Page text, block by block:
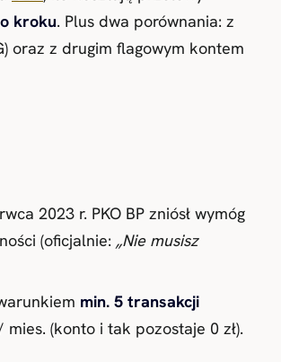
kroku. Plus dwa porównania: z
oraz z drugim flagowym kontem
2023 r. PKO BP zniósł wymóg
(oficjalnie: „Nie musisz
min. 5 transakcji
(konto i tak pozostaje 0 zł).